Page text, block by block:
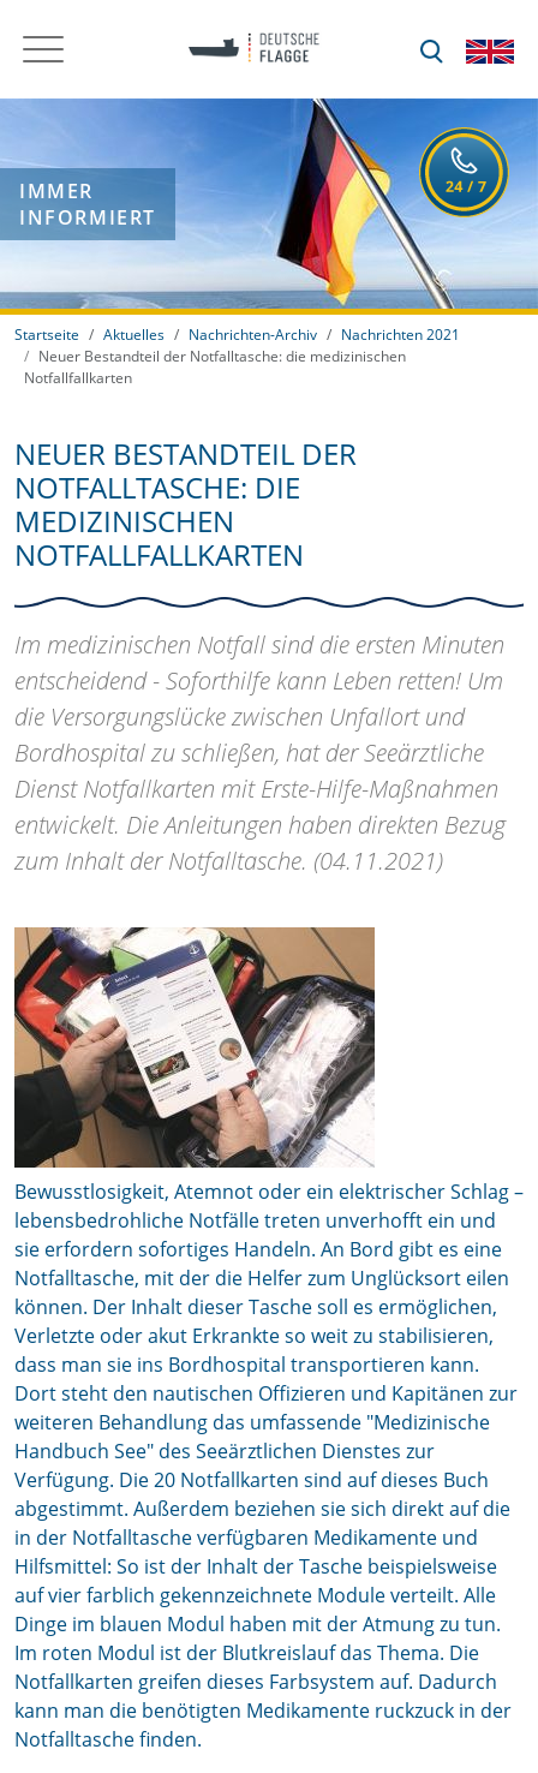
IMMER
INFORMIERT
Startseite Aktuelles Nachrichten-Archiv
Nachrichten 2021
Neuer Bestandteil der Notfalltasche: die medizinischen
Notfallfallkarten
NEUER BESTANDTEIL DER
NOTFALLTASCHE: DIE
MEDIZINISCHEN
NOTFALLFALLKARTEN
Im medizinischen Notfall sind die ersten Minuten
entscheidend - Soforthilfe kann Leben retten! Um
die Versorgungslücke zwischen Unfallort und
Bordhospital zu schließen, hat der Seeärztliche
Dienst Notfallkarten mit Erste-Hilfe-Maßnahmen
entwickelt. Die Anleitungen haben direkten Bezug
zum Inhalt der Notfalltasche. (04.11.2021)
Bewusstlosigkeit, Atemnot oder ein elektrischer Schlag –
lebensbedrohliche Notfälle treten unverhofft ein und
sie erfordern sofortiges Handeln. An Bord gibt es eine
Notfalltasche, mit der die Helfer zum Unglücksort eilen
können. Der Inhalt dieser Tasche soll es ermöglichen,
Verletzte oder akut Erkrankte so weit zu stabilisieren,
dass man sie ins Bordhospital transportieren kann.
Dort steht den nautischen Offizieren und Kapitänen zur
weiteren Behandlung das umfassende "Medizinische
Handbuch See" des Seeärztlichen Dienstes zur
Verfügung. Die 20 Notfallkarten sind auf dieses Buch
abgestimmt. Außerdem beziehen sie sich direkt auf die
in der Notfalltasche verfügbaren Medikamente und
Hilfsmittel: So ist der Inhalt der Tasche beispielsweise
auf vier farblich gekennzeichnete Module verteilt. Alle
Dinge im blauen Modul haben mit der Atmung zu tun.
Im roten Modul ist der Blutkreislauf das Thema. Die
Notfallkarten greifen dieses Farbsystem auf. Dadurch
kann man die benötigten Medikamente ruckzuck in der
Notfalltasche finden.